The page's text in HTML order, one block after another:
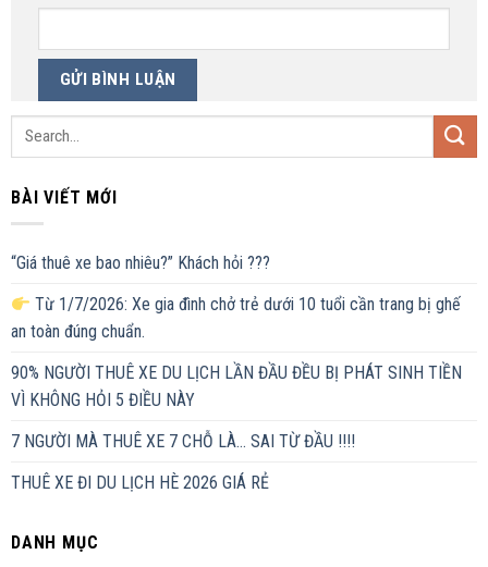
BÀI VIẾT MỚI
“Giá thuê xe bao nhiêu?” Khách hỏi ???
Từ 1/7/2026: Xe gia đình chở trẻ dưới 10 tuổi cần trang bị ghế
an toàn đúng chuẩn.
90% NGƯỜI THUÊ XE DU LỊCH LẦN ĐẦU ĐỀU BỊ PHÁT SINH TIỀN
VÌ KHÔNG HỎI 5 ĐIỀU NÀY
7 NGƯỜI MÀ THUÊ XE 7 CHỖ LÀ… SAI TỪ ĐẦU !!!!
THUÊ XE ĐI DU LỊCH HÈ 2026 GIÁ RẺ
DANH MỤC